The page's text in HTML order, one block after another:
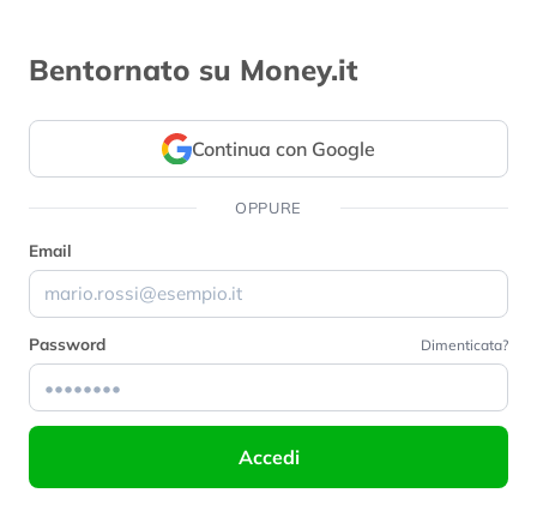
Bentornato su Money.it
Continua con Google
OPPURE
Email
Password Dimenticata?
Accedi